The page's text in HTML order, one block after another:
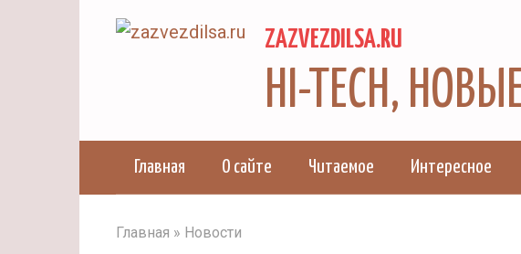
ZAZVEZDILSA.RU
HI-TECH,
Главная О сайте Читаемое Интересное
Главная » Новости